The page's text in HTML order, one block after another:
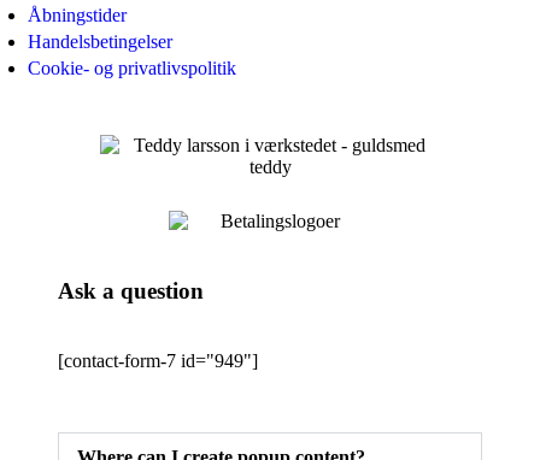
Åbningstider
Handelsbetingelser
Cookie- og privatlivspolitik
Ask a question
[contact-form-7 id="949"]